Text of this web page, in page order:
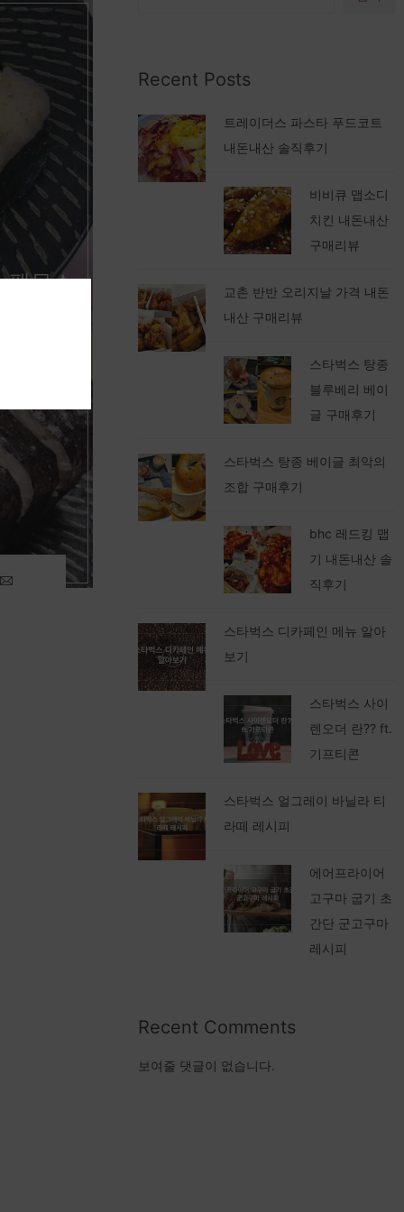
팸무스
Recent Posts
트레이더스 파스타 푸드코트
내돈내산 솔직후기
비비큐 맵소디
치킨 내돈내산
구매리뷰
교촌 반반 오리지날 가격 내돈
내산 구매리뷰
스타벅스 탕종
블루베리 베이
글 구매후기
스타벅스 탕종 베이글 최악의
조합 구매후기
bhc 레드킹 맵
기 내돈내산 솔
직후기
스타벅스 디카페인 메뉴 알아
보기
스타벅스 사이
렌오더 란?? ft.
기프티콘
스타벅스 얼그레이 바닐라 티
라떼 레시피
에어프라이어
고구마 굽기 초
간단 군고구마
레시피
Recent Comments
보여줄 댓글이 없습니다.